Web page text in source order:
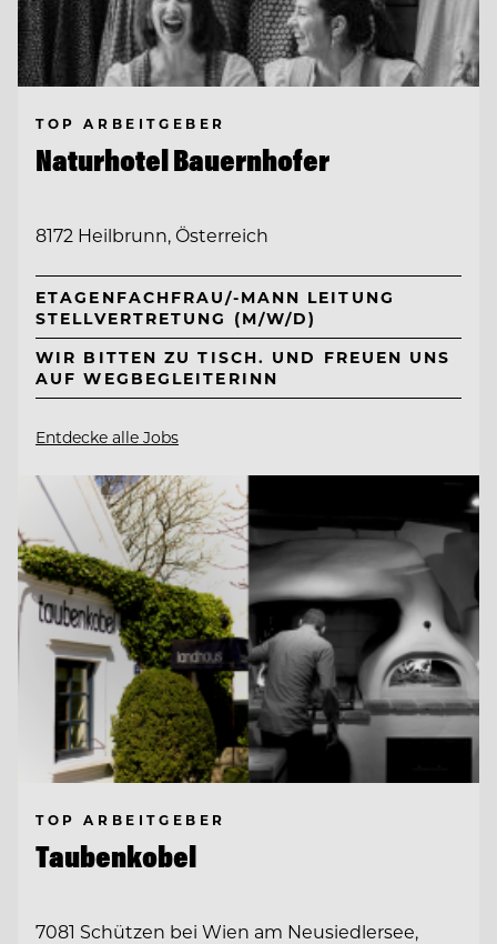
TOP ARBEITGEBER
Naturhotel Bauernhofer
8172 Heilbrunn, Österreich
ETAGENFACHFRAU/-MANN LEITUNG
STELLVERTRETUNG (M/W/D)
WIR BITTEN ZU TISCH. UND FREUEN UNS
AUF WEGBEGLEITERINN
Entdecke alle Jobs
TOP ARBEITGEBER
Taubenkobel
7081 Schützen bei Wien am Neusiedlersee,